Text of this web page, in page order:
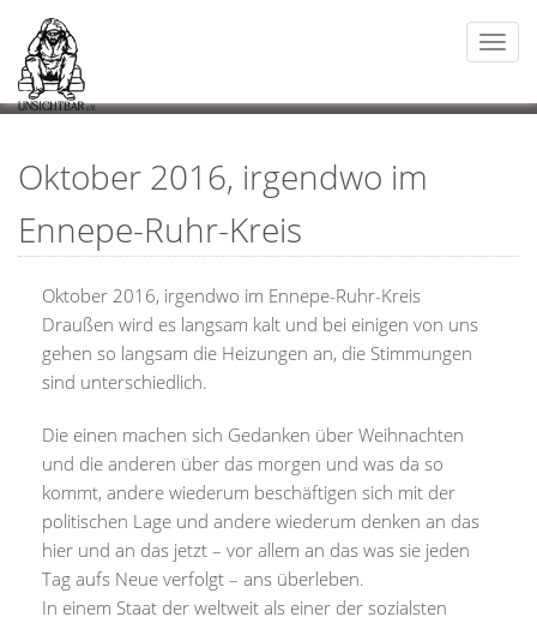
Oktober 2016, irgendwo im
Ennepe-Ruhr-Kreis
Oktober 2016, irgendwo im Ennepe-Ruhr-Kreis
Draußen wird es langsam kalt und bei einigen von uns
gehen so langsam die Heizungen an, die Stimmungen
sind unterschiedlich.
Die einen machen sich Gedanken über Weihnachten
und die anderen über das morgen und was da so
kommt, andere wiederum beschäftigen sich mit der
politischen Lage und andere wiederum denken an das
hier und an das jetzt – vor allem an das was sie jeden
Tag aufs Neue verfolgt – ans überleben.
In einem Staat der weltweit als einer der sozialsten